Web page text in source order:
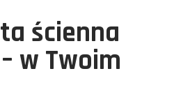
ścienna
w Twoim